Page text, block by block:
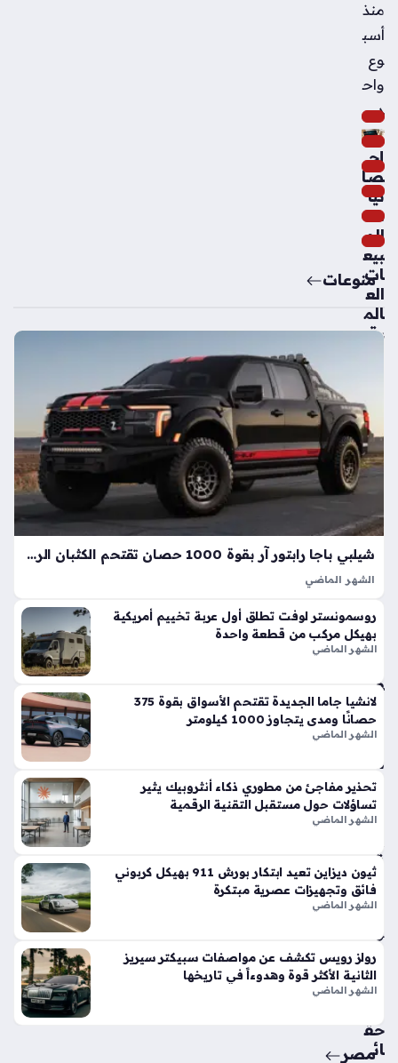
منذ
أسب
وع
واح
د
إح
صا
ئيا
ت
الم
بيع
ات
الع
الم
ية
سي
ارة
الك
ة
الأك
اعت
دي
ة
فو
قاً
في
الأ
س
وا
ق
الح
ة
منذ
أسب
وع
واح
حق
ائ
منوعات
شيلبي باجا رابتور آر بقوة 1000 حصان تقتحم الكثبان الرملية بأداء خارق
الشهر الماضي
المفرطة التي تكسر حواجز الأداء التقليدية في شاحنات البيك أب، إذ
ارتقت بهذه الفئة إلى مستويات غير مسبوقة بفضل تعديلات…
روسمونستر لوفت تطلق أول عربة تخييم أمريكية
بهيكل مركب من قطعة واحدة
الشهر الماضي
لانشيا جاما الجديدة تقتحم الأسواق بقوة 375
حصانًا ومدى يتجاوز 1000 كيلومتر
الشهر الماضي
تحذير مفاجئ من مطوري ذكاء أنثروبيك يثير
تساؤلات حول مستقبل التقنية الرقمية
الشهر الماضي
ثيون ديزاين تعيد ابتكار بورش 911 بهيكل كربوني
فائق وتجهيزات عصرية مبتكرة
الشهر الماضي
رولز رويس تكشف عن مواصفات سبيكتر سيريز
الثانية الأكثر قوة وهدوءاً في تاريخها
الشهر الماضي
مصر